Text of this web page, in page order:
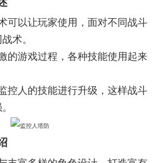
可以让玩家使用，面对不同战斗
术。
的游戏过程，各种技能使用起来
控人的技能进行升级，这样战斗